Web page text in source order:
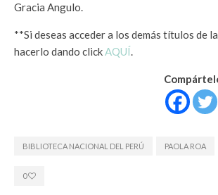
Gracia Angulo.
**Si deseas acceder a los demás títulos de
hacerlo dando clickAQUÍ.
BIBLIOTECA NACIONAL DEL PERÚ PAOLA ROA
0